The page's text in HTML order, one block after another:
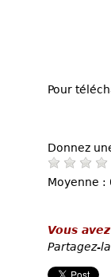
Pour
Donnez
Moyenne :
Vous
Partagez-